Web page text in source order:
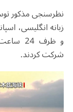
نظرسنجی مذکور
زبانه انگلیسی،
شرکت کردند.